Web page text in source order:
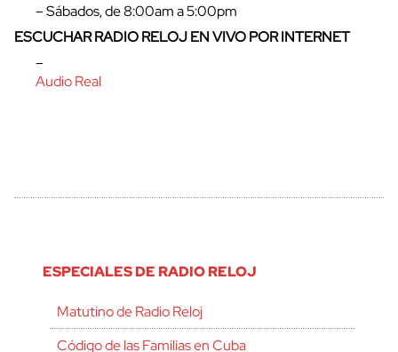
– Sábados, de 8:00am a 5:00pm
ESCUCHAR RADIO RELOJ EN VIVO POR INTERNET
–
Audio Real
ESPECIALES DE RADIO RELOJ
Matutino de Radio Reloj
Código de las Familias en Cuba